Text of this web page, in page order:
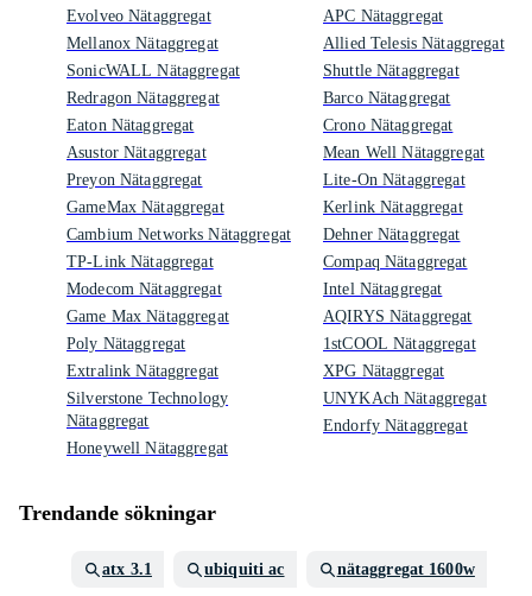
Evolveo Nätaggregat
Mellanox Nätaggregat
SonicWALL Nätaggregat
Redragon Nätaggregat
Eaton Nätaggregat
Asustor Nätaggregat
Preyon Nätaggregat
GameMax Nätaggregat
Cambium Networks Nätaggregat
TP-Link Nätaggregat
Modecom Nätaggregat
Game Max Nätaggregat
Poly Nätaggregat
Extralink Nätaggregat
Silverstone Technology
Nätaggregat
Honeywell Nätaggregat
APC Nätaggregat
Allied Telesis Nätaggregat
Shuttle Nätaggregat
Barco Nätaggregat
Crono Nätaggregat
Mean Well Nätaggregat
Lite-On Nätaggregat
Kerlink Nätaggregat
Dehner Nätaggregat
Compaq Nätaggregat
Intel Nätaggregat
AQIRYS Nätaggregat
1stCOOL Nätaggregat
XPG Nätaggregat
UNYKAch Nätaggregat
Endorfy Nätaggregat
Trendande sökningar
atx 3.1 ubiquiti ac nätaggregat 1600w